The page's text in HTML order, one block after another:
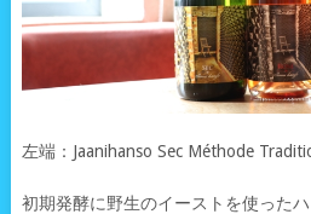
左端：Jaanihanso Sec Méthode
初期発酵に野生のイーストを使った